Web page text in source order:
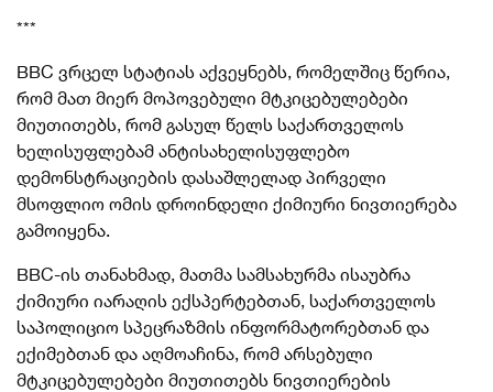
***
BBC ვრცელ სტატიას აქვეყნებს, რომელშიც წერია,
რომ მათ მიერ მოპოვებული მტკიცებულებები
მიუთითებს, რომ გასულ წელს საქართველოს
ხელისუფლებამ ანტისახელისუფლებო
დემონსტრაციების დასაშლელად პირველი
მსოფლიო ომის დროინდელი ქიმიური ნივთიერება
გამოიყენა.
BBC-ის თანახმად, მათმა სამსახურმა ისაუბრა
ქიმიური იარაღის ექსპერტებთან, საქართველოს
საპოლიციო სპეცრაზმის ინფორმატორებთან და
ექიმებთან და აღმოაჩინა, რომ არსებული
მტკიცებულებები მიუთითებს ნივთიერების